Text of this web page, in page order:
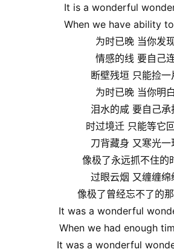
It is a wonderful
When we have ability
为时已晚 当你发
情感的线 要自己
断壁残垣 只能捡一
为时已晚 当你明白
泪水的咸 要自己承
时过境迁 只能等它
刀背藏身 又寒光一
像极了永远抓不住的
过眼云烟 又缠缠绵
像极了曾经忘不了的
It was a wonderful
When we had enough
It was a wonderful